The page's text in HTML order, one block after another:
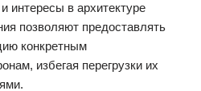
интересы в архитектуре
позволяют предоставлять
конкретным
избегая перегрузки их